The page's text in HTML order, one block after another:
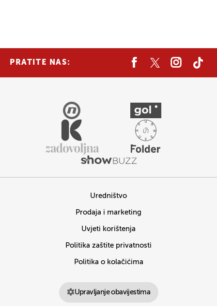
PRATITE NAS:
Uredništvo
Prodaja i marketing
Uvjeti korištenja
Politika zaštite privatnosti
Politika o kolačićima
Upravljanje obavijestima